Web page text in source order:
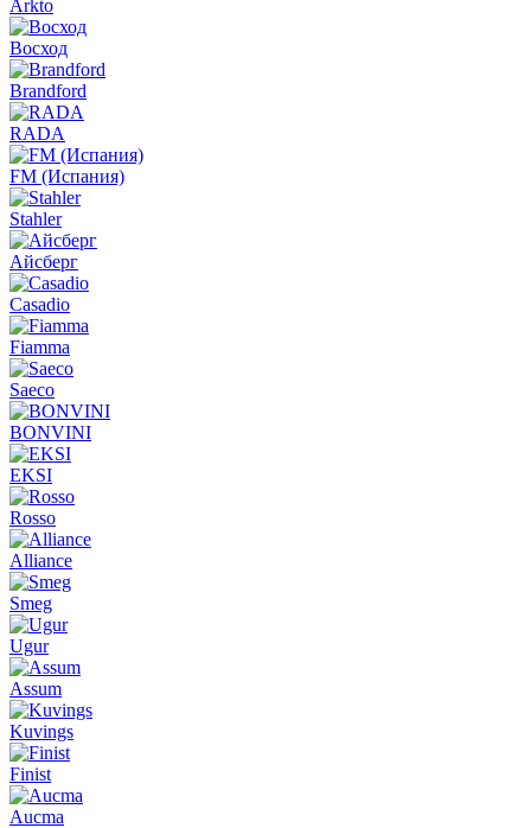
Arkto
Восход
Brandford
RADA
FM (Испания)
Stahler
Айсберг
Casadio
Fiamma
Saeco
BONVINI
EKSI
Rosso
Alliance
Smeg
Ugur
Assum
Kuvings
Finist
Aucma